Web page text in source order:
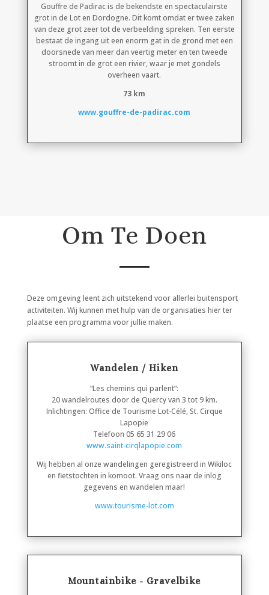
Gouffre de Padirac is de bekendste en spectaculairste
grot in de Lot en Dordogne. Dit komt omdat er twee zaken
van deze grot zeer tot de verbeelding spreken. Ten eerste
bestaat de ingang uit een enorm gat in de grond met een
doorsnede van meer dan veertig meter en ten tweede
stroomt in de grot een rivier, waar je met gondels
overheen vaart.
73 km
www.gouffre-de-padirac.com
Om Te Doen
Deze omgeving leent zich uitstekend voor allerlei buitensport
activiteiten. Wij kunnen met hulp van de organisaties hier ter
plaatse een programma voor jullie maken.
Wandelen / Hiken
“Les chemins qui parlent”:
20 wandelroutes door de Quercy van 3 tot 9 km.
Inlichtingen: Office de Tourisme Lot-Célé, St. Cirque
Lapopie
Telefoon 05 65 31 29 06
www.saint-cirqlapopie.com
Wij hebben al onze wandelingen geregistreerd in Wikiloc
en fietstochten in komoot. Vraag ons naar de inlog
gegevens en wandelen maar!
www.tourisme-lot.com
Mountainbike - Gravelbike